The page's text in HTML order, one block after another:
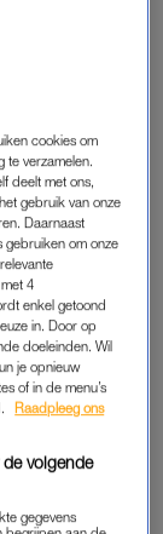
daarvan vond
meer. En toen
de camping
vroeg ik
dat hij het er
toen ging het
hij mij niet
niet eens
vond hij mij
was. Ik liet
naar zijn
cookies om
te verzamelen.
deelt met ons,
gebruik van onze
Daarnaast
gebruiken om onze
4
enkel getoond
in. Door op
doeleinden. Wil
je opnieuw
of in de menu’s
Raadpleeg ons
volgende
gegevens